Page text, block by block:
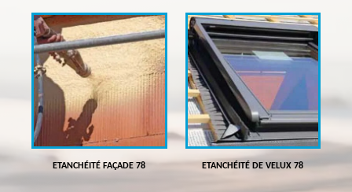
ETANCHÉITÉ FAÇADE 78 ETANCHÉITÉ DE VELUX 78